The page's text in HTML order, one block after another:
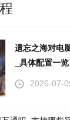
遗忘之海对电
_具体配置一览
2026-07-